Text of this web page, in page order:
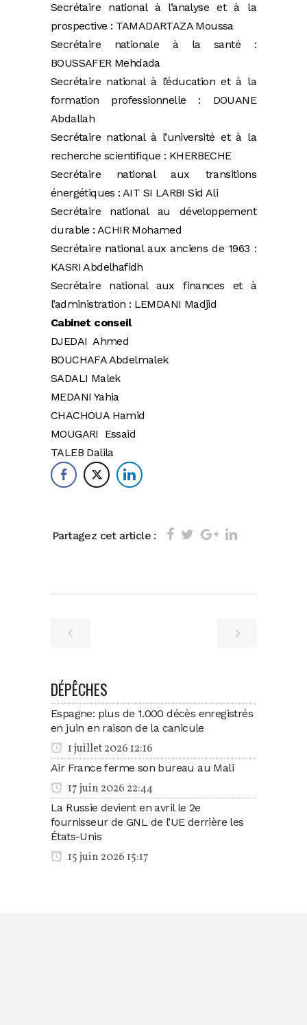
Secrétaire national à l’analyse et à la
prospective : TAMADARTAZA Moussa
Secrétaire nationale à la santé :
BOUSSAFER Mehdada
Secrétaire national à l’éducation et à la
formation professionnelle : DOUANE
Abdallah
Secrétaire national à l’université et à la
recherche scientifique : KHERBECHE
Secrétaire national aux transitions
énergétiques : AIT SI LARBI Sid Ali
Secrétaire national au développement
durable : ACHIR Mohamed
Secrétaire national aux anciens de 1963 :
KASRI Abdelhafidh
Secrétaire national aux finances et à
l’administration : LEMDANI Madjid
Cabinet conseil
DJEDAI Ahmed
BOUCHAFA Abdelmalek
SADALI Malek
MEDANI Yahia
CHACHOUA Hamid
MOUGARI Essaid
TALEB Dalila
Partagez cet article :
DÉPÊCHES
Espagne: plus de 1.000 décès enregistrés
en juin en raison de la canicule
1 juillet 2026 12:16
Air France ferme son bureau au Mali
17 juin 2026 22:44
La Russie devient en avril le 2e
fournisseur de GNL de l’UE derrière les
États-Unis
15 juin 2026 15:17